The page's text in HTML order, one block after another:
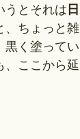
うとそれは 日
、ちょっと雑
黒く塗ってい
、ここから延